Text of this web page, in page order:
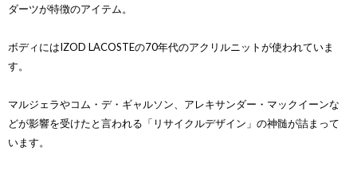
ダーツが特徴のアイテム。
ボディにはIZOD LACOSTEの70年代のアクリルニットが使われていま
す。
マルジェラやコム・デ・ギャルソン、アレキサンダー・マックイーンな
どが影響を受けたと言われる「リサイクルデザイン」の神髄が詰まって
います。